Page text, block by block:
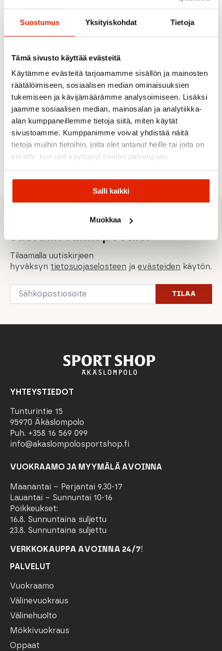
Suostumus Yksityiskohdat Tietoja
Tämä sivusto käyttää evästeitä
Käytämme evästeitä tarjoamamme sisällön ja mainosten
räätälöimiseen, sosiaalisen median ominaisuuksien
tukemiseen ja kävijämäärämme analysoimiseen. Lisäksi
jaamme sosiaalisen median, mainosalan ja analytiikka-
alan kumppaneillemme tietoja siitä, miten käytät
sivustoamme. Kumppanimme voivat yhdistää näitä
tietoja muihin tietoihin, joita olet antanut heille tai joita on
kerätty, kun olet käyttänyt heidän palvelujaan.
Salli kaikki
Muokkaa
Norrøna
349,00€
Alkuperäinen
hinta
349,00 €.
279,20€
Nykyinen
hinta
279,20 €.
Norrona
Falketind
GTX
Paclite
Miesten
housut
Amundsen
Sports
749,00€
Amundsen
Peak
Panther
Miesten
Kuorihousut
Norrøna
549,00€
Alkuperäinen
hinta
549,00 €.
274,50€
Nykyinen
hinta
274,50 €.
Norrona
Lofoten
GTX
Miesten
Housut
Haglöfs
499,00€
Haglöfs
Vassi Gtx
Miesten
Kuorihousut
Haglöfs
199,00 €.
149,00
149,00 €.
Haglöfs
Sporttisimmat tarjoukset
suoraan sähköpostiisi
Tilaamalla uutiskirjeen
hyväksyn tietosuojaselosteen jaevästeiden käytön.
Email
TILAA
YHTEYSTIEDOT
Tunturintie 15
95970 Äkäslompolo
Puh. +358 16 569 099
info@akaslompolosportshop.fi
VUOKRAAMO JA MYYMÄLÄ AVOINNA
Maanantai – Perjantai 9.30-17
Lauantai – Sunnuntai 10-16
Poikkeukset:
16.8. Sunnuntaina suljettu
23.8. Sunnuntaina suljettu
VERKKOKAUPPA AVOINNA 24/7!
PALVELUT
Vuokraamo
Välinevuokraus
Välinehuolto
Mökkivuokraus
Oppaat